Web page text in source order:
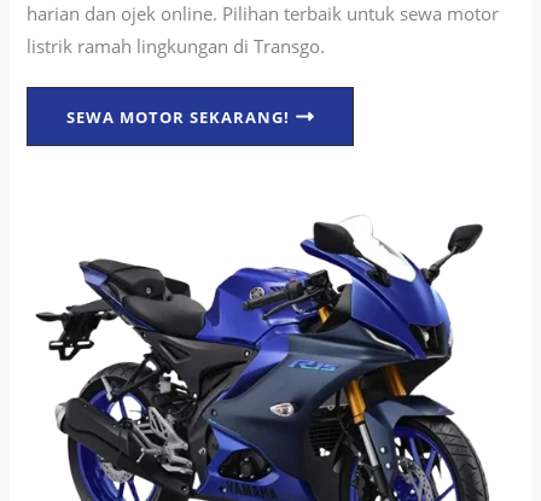
harian dan ojek online. Pilihan terbaik untuk sewa motor
listrik ramah lingkungan di Transgo.
SEWA MOTOR SEKARANG!